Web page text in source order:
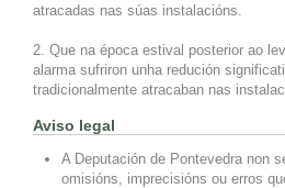
atracadas nas súas instalacións.
2. Que na época estival posterior ao
alarma sufriron unha redución
tradicionalmente atracaban nas
Aviso legal
A Deputación de Pontevedra non
omisións, imprecisións ou erros